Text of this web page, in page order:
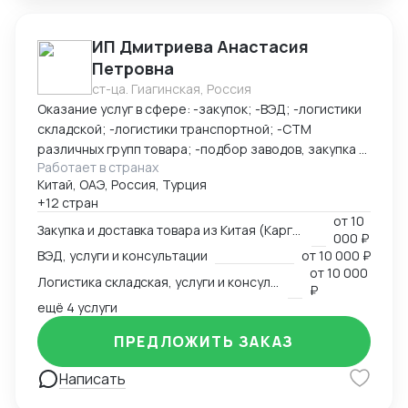
ИП Дмитриева Анастасия
Петровна
ст-ца. Гиагинская, Россия
Оказание услуг в сфере: -закупок; -ВЭД; -логистики
складской; -логистики транспортной; -СТМ
различных групп товара; -подбор заводов, закупка и
доставка товара из Китая (КАРГО и Белый ввоз)
Страны с которыми работаю по сей день: Европа,
США, ОАЭ, Турция, Китай, СНГ
Работает в странах
Китай, ОАЭ, Россия, Турция
+12 стран
от10
000 ₽
ВЭД, услуги и консультации
от10 000 ₽
от10 000
₽
ещё 4 услуги
Написать
ПРЕДЛОЖИТЬ ЗАКАЗ